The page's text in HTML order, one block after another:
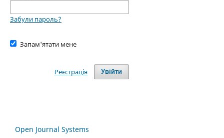
Забули пароль?
Запам'ятати мене
Увійти
Реєстрація
Open Journal Systems